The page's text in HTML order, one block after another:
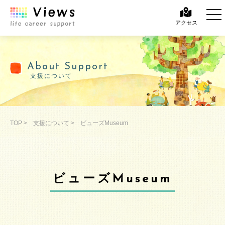
アクセス
About Support
支援について
TOP > 支援について > ビューズMuseum
ビューズMuseum